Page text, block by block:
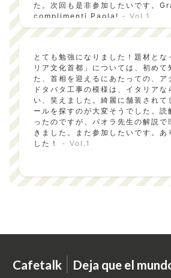
た。次回も是非参加したいです。
complimenti Paola! - Vol.1
とても勉強になりました！題材とな
リア文化首都」については、初めて
た、首相を迎えるにあたっての、ア
ドタバタ工事の模様は、イタリアな
い、笑えました。綺麗に舗装されて
ールを探すのが大変そうでした。読
ったのですが、パオラ先生の解説で
きました。また参加したいです。あ
した！ - Vol.1
Cafetalk | Deja que el